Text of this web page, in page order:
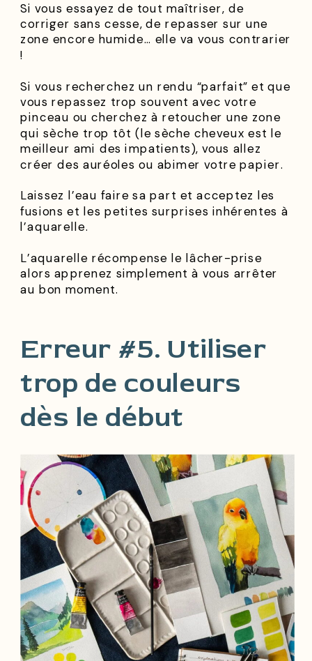
Si vous essayez de tout maîtriser, de
corriger sans cesse, de repasser sur une
zone encore humide… elle va vous contrarier
!
Si vous recherchez un rendu “parfait” et que
vous repassez trop souvent avec votre
pinceau ou cherchez à retoucher une zone
qui sèche trop tôt (le sèche cheveux est le
meilleur ami des impatients), vous allez
créer des auréoles ou abimer votre papier.
Laissez l’eau faire sa part et acceptez les
fusions et les petites surprises inhérentes à
l’aquarelle.
L’aquarelle récompense le lâcher-prise
alors apprenez simplement à vous arrêter
au bon moment.
Erreur #5. Utiliser
trop de couleurs
dès le début